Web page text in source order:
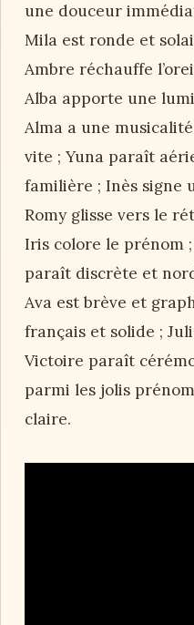
une douceur
Mila est ronde et
Ambre réchauffe
Alba apporte une
Alma a une
vite ; Yuna paraît
familière ; Inès signe
Romy glisse vers le
Iris colore le prénom
paraît discrète et
Ava est brève et
français et solide ;
Victoire paraît
parmi les jolis
claire.